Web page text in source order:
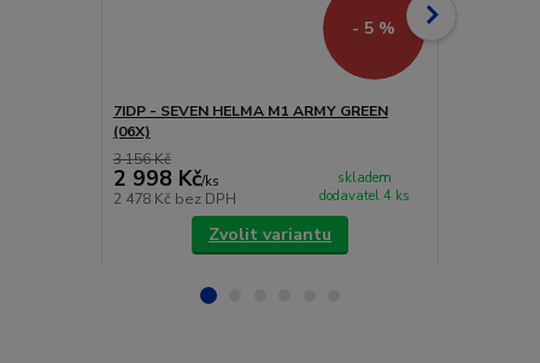
- 5 %
7IDP - SEVEN HELMA M1 ARMY GREEN
(06X)
3 156 Kč
2 998 Kč/ks
2 478 Kč bez DPH
skladem
dodavatel 4 ks
Zvolit variantu